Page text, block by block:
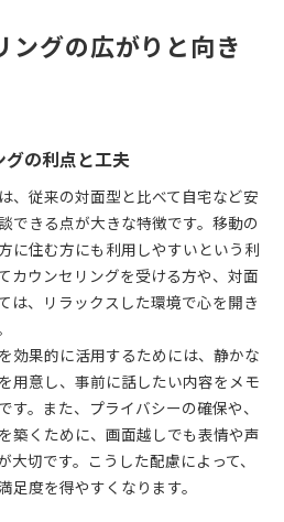
ングの広がりと向き
グの利点と工夫
、従来の対面型と比べて自宅など安
できる点が大きな特徴です。移動の
に住む方にも利用しやすいという利
カウンセリングを受ける方や、対面
は、リラックスした環境で心を開き
効果的に活用するためには、静かな
用意し、事前に話したい内容をメモ
す。また、プライバシーの確保や、
築くために、画面越しでも表情や声
大切です。こうした配慮によって、
足度を得やすくなります。